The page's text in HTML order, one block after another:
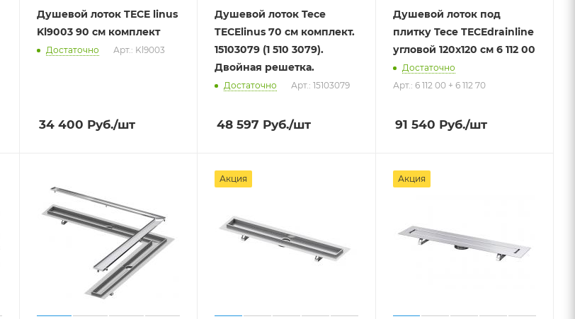
Душевой лоток TECE linus
Kl9003 90 см комплект
Достаточно Арт.: Kl9003
34 400 Руб./шт
Душевой лоток Tece
TECElinus 70 см комплект.
15103079 (1 510 3079).
Двойная решетка.
Достаточно Арт.: 15103079
48 597 Руб./шт
Душевой лоток под
плитку Tece TECEdrainline
угловой 120х120 см 6 112 00
Достаточно
Арт.: 6 112 00 + 6 112 70
91 540 Руб./шт
Акция Акция